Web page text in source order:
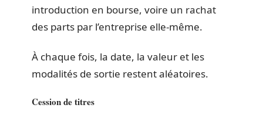
introduction en bourse, voire un rachat
des parts par l’entreprise elle-même.
À chaque fois, la date, la valeur et les
modalités de sortie restent aléatoires.
Cession de titres